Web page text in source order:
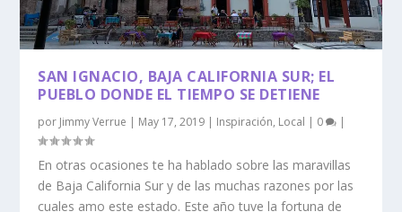
SAN IGNACIO, BAJA CALIFORNIA SUR; EL
PUEBLO DONDE EL TIEMPO SE DETIENE
por Jimmy Verrue | May 17, 2019 | Inspiración, Local | 0 |
En otras ocasiones te ha hablado sobre las maravillas
de Baja California Sur y de las muchas razones por las
cuales amo este estado. Este año tuve la fortuna de